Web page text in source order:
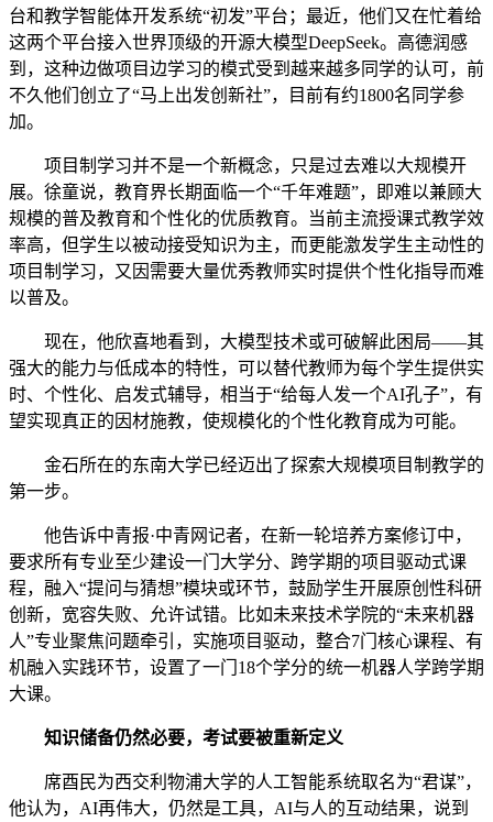
台和教学智能体开发系统“初发”平台；最近，他们又在忙着给
这两个平台接入世界顶级的开源大模型DeepSeek。高德润感
到，这种边做项目边学习的模式受到越来越多同学的认可，前
不久他们创立了“马上出发创新社”，目前有约1800名同学参
加。
项目制学习并不是一个新概念，只是过去难以大规模开
展。徐童说，教育界长期面临一个“千年难题”，即难以兼顾大
规模的普及教育和个性化的优质教育。当前主流授课式教学效
率高，但学生以被动接受知识为主，而更能激发学生主动性的
项目制学习，又因需要大量优秀教师实时提供个性化指导而难
以普及。
现在，他欣喜地看到，大模型技术或可破解此困局——其
强大的能力与低成本的特性，可以替代教师为每个学生提供实
时、个性化、启发式辅导，相当于“给每人发一个AI孔子”，有
望实现真正的因材施教，使规模化的个性化教育成为可能。
金石所在的东南大学已经迈出了探索大规模项目制教学的
第一步。
他告诉中青报·中青网记者，在新一轮培养方案修订中，
要求所有专业至少建设一门大学分、跨学期的项目驱动式课
程，融入“提问与猜想”模块或环节，鼓励学生开展原创性科研
创新，宽容失败、允许试错。比如未来技术学院的“未来机器
人”专业聚焦问题牵引，实施项目驱动，整合7门核心课程、有
机融入实践环节，设置了一门18个学分的统一机器人学跨学期
大课。
知识储备仍然必要，考试要被重新定义
席酉民为西交利物浦大学的人工智能系统取名为“君谋”，
他认为，AI再伟大，仍然是工具，AI与人的互动结果，说到